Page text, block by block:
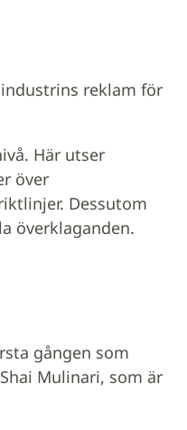
reklam för
Här utser
över
Dessutom
överklaganden.
gången som
Mulinari, som är